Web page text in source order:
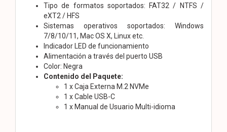
Tipo de formatos soportados: FAT32 / NTFS /
eXT2 / HFS
Sistemas operativos soportados: Windows
7/8/10/11, Mac OS X, Linux etc.
Indicador LED de funcionamiento
Alimentación a través del puerto USB
Color: Negra
Contenido del Paquete:
1 x Caja Externa M.2 NVMe
1 x Cable USB-C
1 x Manual de Usuario Multi-idioma